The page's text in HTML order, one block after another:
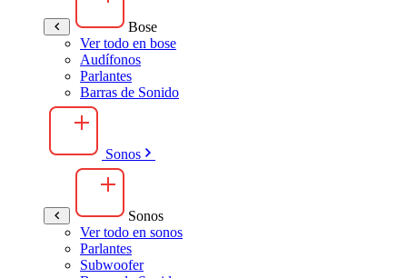
Bose
Ver todo en bose
Audífonos
Parlantes
Barras de Sonido
Sonos
Sonos
Ver todo en sonos
Parlantes
Subwoofer